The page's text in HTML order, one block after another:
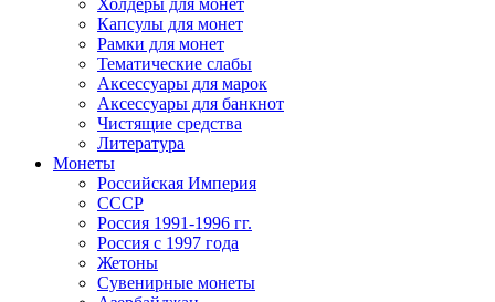
Холдеры для монет
Капсулы для монет
Рамки для монет
Тематические слабы
Аксессуары для марок
Аксессуары для банкнот
Чистящие средства
Литература
Монеты
Российская Империя
СССР
Россия 1991-1996 гг.
Россия с 1997 года
Жетоны
Сувенирные монеты